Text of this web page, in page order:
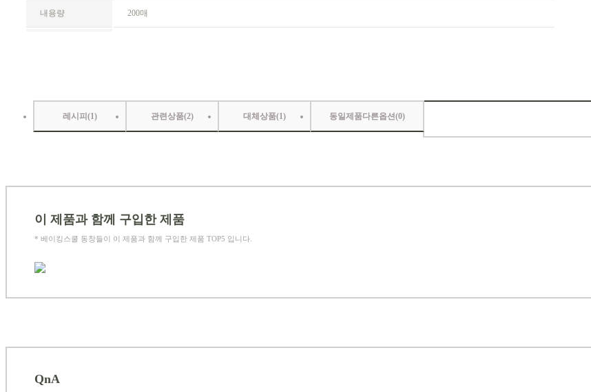
레시피(1) 관련상품(2) 대체상품(1) 동일제품다른옵션(0)
이 제품과 함께 구입한 제품
* 베이킹스쿨 동창들이 이 제품과 함께 구입한 제품 TOP5 입니다.
QnA